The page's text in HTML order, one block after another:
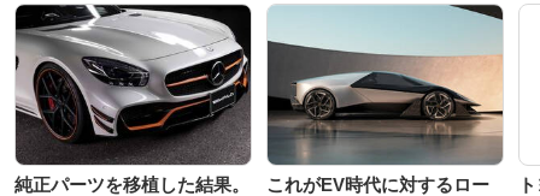
純正パーツを移植した結果。
これがEV時代に対するロー